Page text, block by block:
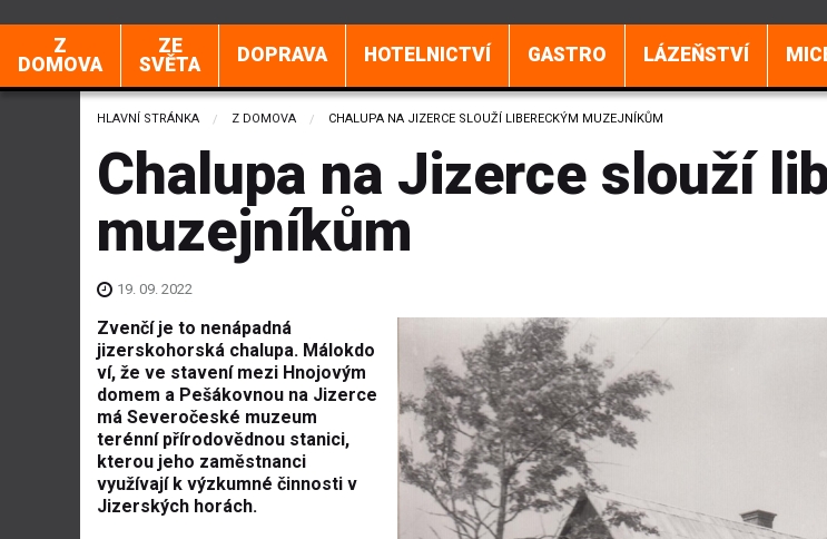
Z
DOMOVA
ZE
SVĚTA
DOPRAVA HOTELNICTVÍ GASTRO LÁZEŇSTVÍ
HLAVNÍ STRÁNKA Z DOMOVA CURRENT:
CHALUPA NA JIZERCE SLOUŽÍ LIBERECKÝM MUZEJNÍKŮM
Chalupa na Jizerce slouží
muzejníkům
19. 09. 2022
Zvenčí je to nenápadná
jizerskohorská chalupa. Málokdo
ví, že ve stavení mezi Hnojovým
domem a Pešákovnou na Jizerce
má Severočeské muzeum
terénní přírodovědnou stanici,
kterou jeho zaměstnanci
využívají k výzkumné činnosti v
Jizerských horách.